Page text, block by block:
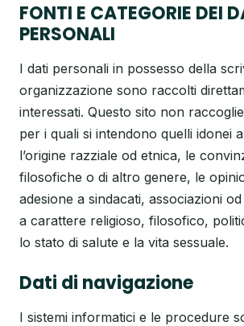
FONTI E CATEGORIE DEI
PERSONALI
I dati personali in possesso della
organizzazione sono raccolti
interessati. Questo sito non
per i quali si intendono quelli idonei
l’origine razziale od etnica, le
filosofiche o di altro genere, le
adesione a sindacati, associazioni
a carattere religioso, filosofico,
lo stato di salute e la vita sessuale.
Dati di navigazione
I sistemi informatici e le procedure